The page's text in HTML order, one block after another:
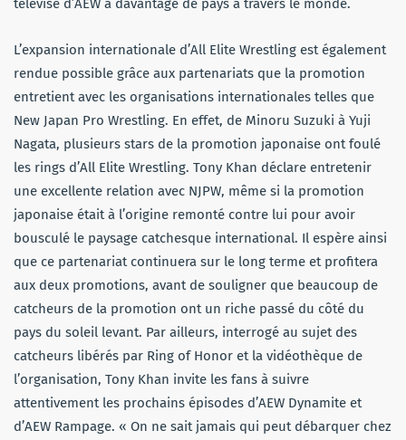
télévisé d’AEW à davantage de pays à travers le monde.
L’expansion internationale d’All Elite Wrestling est également
rendue possible grâce aux partenariats que la promotion
entretient avec les organisations internationales telles que
New Japan Pro Wrestling. En effet, de Minoru Suzuki à Yuji
Nagata, plusieurs stars de la promotion japonaise ont foulé
les rings d’All Elite Wrestling. Tony Khan déclare entretenir
une excellente relation avec NJPW, même si la promotion
japonaise était à l’origine remonté contre lui pour avoir
bousculé le paysage catchesque international. Il espère ainsi
que ce partenariat continuera sur le long terme et profitera
aux deux promotions, avant de souligner que beaucoup de
catcheurs de la promotion ont un riche passé du côté du
pays du soleil levant. Par ailleurs, interrogé au sujet des
catcheurs libérés par Ring of Honor et la vidéothèque de
l’organisation, Tony Khan invite les fans à suivre
attentivement les prochains épisodes d’AEW Dynamite et
d’AEW Rampage. « On ne sait jamais qui peut débarquer chez